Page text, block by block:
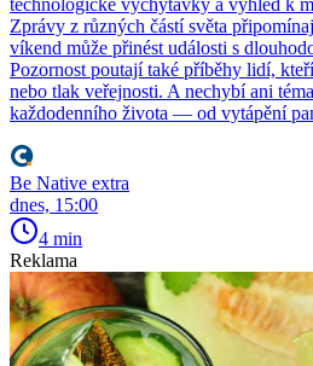
Zprávy z různých částí světa
víkend může přinést události s
Pozornost poutají také příběhy lidí,
nebo tlak veřejnosti. A nechybí ani
každodenního života — od vytápění
Be Native extra
dnes, 15:00
4 min
Reklama